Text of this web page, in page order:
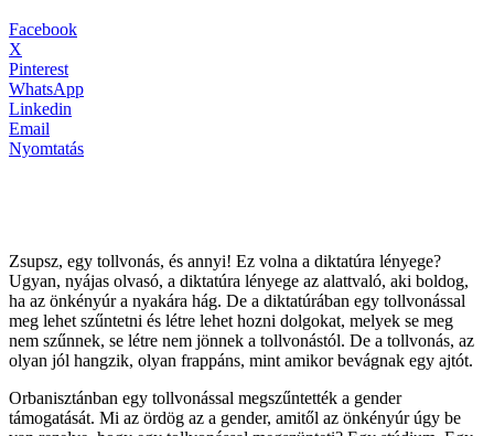
Facebook
X
Pinterest
WhatsApp
Linkedin
Email
Nyomtatás
Zsupsz, egy tollvonás, és annyi! Ez volna a diktatúra lényege?
Ugyan, nyájas olvasó, a diktatúra lényege az alattvaló, aki boldog,
ha az önkényúr a nyakára hág. De a diktatúrában egy tollvonással
meg lehet szűntetni és létre lehet hozni dolgokat, melyek se meg
nem szűnnek, se létre nem jönnek a tollvonástól. De a tollvonás, az
olyan jól hangzik, olyan frappáns, mint amikor bevágnak egy ajtót.
Orbanisztánban egy tollvonással megszűntették a gender
támogatását. Mi az ördög az a gender, amitől az önkényúr úgy be